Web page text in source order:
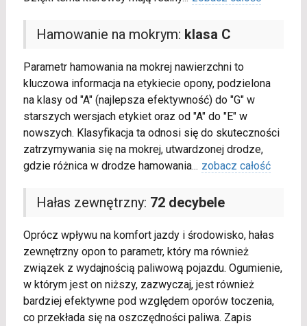
Hamowanie na mokrym: klasa C
Parametr hamowania na mokrej nawierzchni to
kluczowa informacja na etykiecie opony, podzielona
na klasy od "A" (najlepsza efektywność) do "G" w
starszych wersjach etykiet oraz od "A" do "E" w
nowszych. Klasyfikacja ta odnosi się do skuteczności
zatrzymywania się na mokrej, utwardzonej drodze,
gdzie różnica w drodze hamowania... zobacz całość
Hałas zewnętrzny: 72 decybele
Oprócz wpływu na komfort jazdy i środowisko, hałas
zewnętrzny opon to parametr, który ma również
związek z wydajnością paliwową pojazdu. Ogumienie,
w którym jest on niższy, zazwyczaj, jest również
bardziej efektywne pod względem oporów toczenia,
co przekłada się na oszczędności paliwa. Zapis